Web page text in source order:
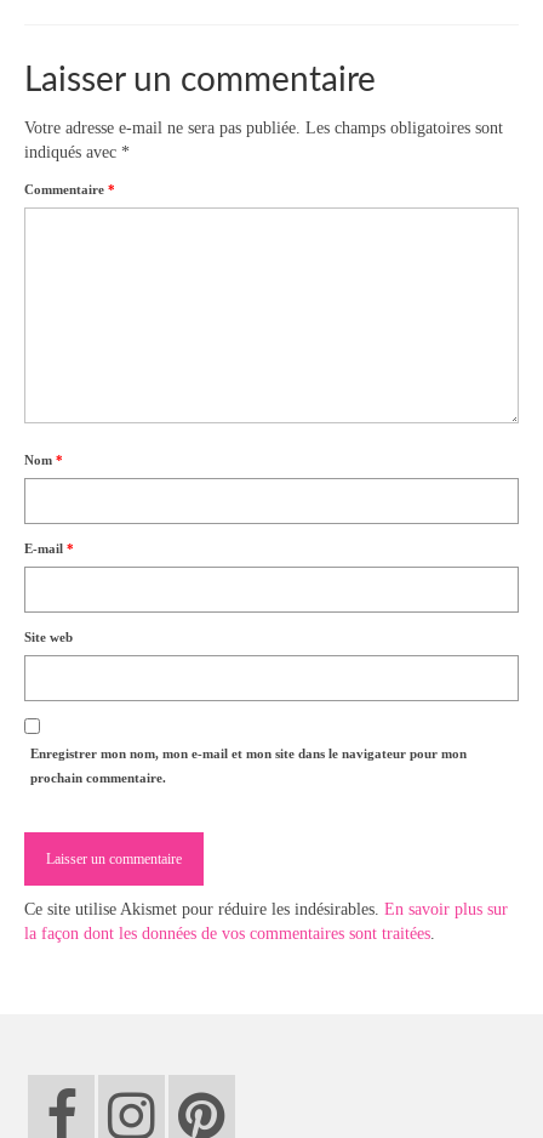
Laisser un commentaire
Votre adresse e-mail ne sera pas publiée. Les champs obligatoires sont
indiqués avec *
Commentaire *
Nom *
E-mail *
Site web
Enregistrer mon nom, mon e-mail et mon site dans le navigateur pour mon
prochain commentaire.
Ce site utilise Akismet pour réduire les indésirables. En savoir plus sur
la façon dont les données de vos commentaires sont traitées.